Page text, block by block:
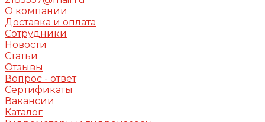
О компании
Доставка и оплата
Сотрудники
Новости
Статьи
Отзывы
Вопрос - ответ
Сертификаты
Вакансии
Каталог